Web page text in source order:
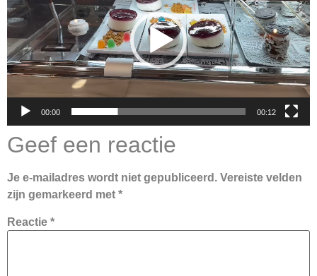
00:00 00:12
Geef een reactie
Je e-mailadres wordt niet gepubliceerd. Vereiste velden
zijn gemarkeerd met *
Reactie *